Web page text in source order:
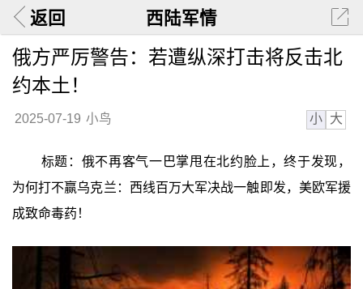
返回 西陆军情
俄方严厉警告：若遭纵深打击将反击北
约本土！
2025-07-19 小鸟 小 大
标题：俄不再客气一巴掌甩在北约脸上，终于发现，
为何打不赢乌克兰：西线百万大军决战一触即发，美欧军援
成致命毒药！